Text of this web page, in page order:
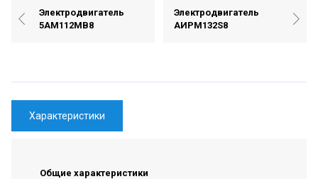
Электродвигатель
5АМ112МВ8
Электродвигатель
АИРМ132S8
Характеристики
Общие характеристики